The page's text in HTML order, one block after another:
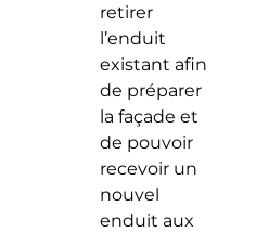
retirer
l’enduit
existant afin
de préparer
la façade et
de pouvoir
recevoir un
nouvel
enduit aux